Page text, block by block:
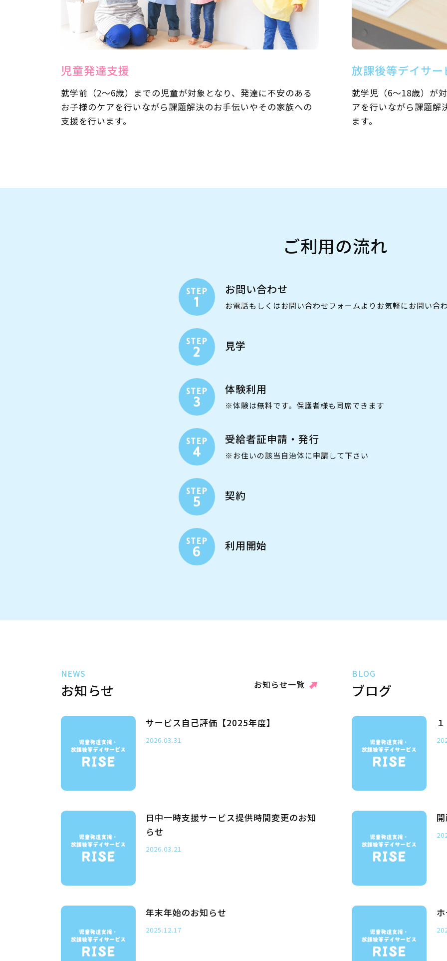
児童発達支援
就学前（2～6歳）までの児童が対象となり、発達に不安のある
お子様のケアを行いながら課題解決のお手伝いやその家族への
支援を行います。
放課後等デイサー
就学児（6～18歳）が
アを行いながら課題解
ます。
ご利用の流れ
STEP
1
お問い合わせ
お電話もしくはお問い合わせフォームよりお気軽にお問い合
STEP
2 見学
STEP
3
体験利用
※体験は無料です。保護者様も同席できます
STEP
4
受給者証申請・発行
※お住いの該当自治体に申請して下さい
STEP
5 契約
STEP
6 利用開始
NEWS
お知らせ
サービス自己評価【2025年度】
2026.03.31
日中一時支援サービス提供時間変更のお知
らせ
2026.03.21
年末年始のお知らせ
2025.12.17
お知らせ一覧
BLOG
ブログ